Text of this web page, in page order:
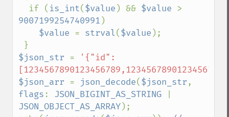
  if (
is_int($value ) && $value
9007199254740991 )
$value = strval($value );
$json_str =
'{"id":
$json_arr = json_decode($json_str
flags: JSON_BIGINT_AS_STRING
JSON_OBJECT_AS_ARRAY);